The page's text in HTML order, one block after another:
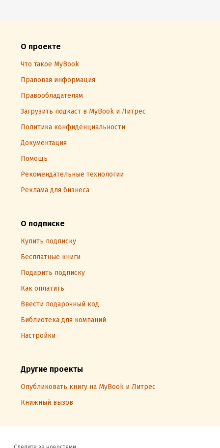
О проекте
Что такое MyBook
Правовая информация
Правообладателям
Загрузить подкаст в MyBook и Литрес
Политика конфиденциальности
Документация
Помощь
Рекомендательные технологии
Реклама для бизнеса
О подписке
Купить подписку
Бесплатные книги
Подарить подписку
Как оплатить
Ввести подарочный код
Библиотека для компаний
Настройки
Другие проекты
Опубликовать книгу на MyBook и Литрес
Книжный вызов